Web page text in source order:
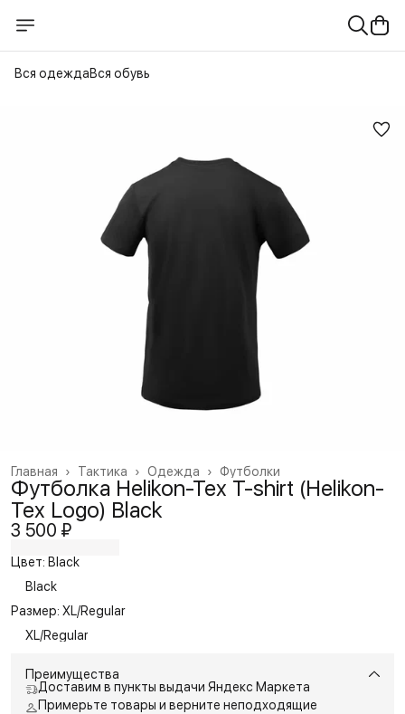
Вся одеждаВся обувь
Футболки
Одежда ›
Тактика ›
Главная ›
Футболка Helikon-Tex T-shirt (Helikon-
Tex Logo) Black
3 500 ₽
Цвет: Black
Black
Размер: XL/Regular
XL/Regular
Преимущества
Доставим в пункты выдачи Яндекс Маркета
Примерьте товары и верните неподходящие